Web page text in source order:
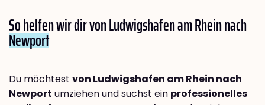
So helfen wir dir von Ludwigshafen am Rhein nach
Newport
Du möchtest von Ludwigshafen am Rhein nach
Newport umziehen und suchst ein professionelles